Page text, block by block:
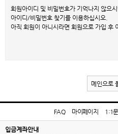
회원아이디 및 비밀번호가 기억나지 않으
아이디/비밀번호 찾기를 이용하십시오.
아직 회원이 아니시라면 회원으로 가입 후
메인으로
FAQ 마이페이지 1:1
입금계좌안내